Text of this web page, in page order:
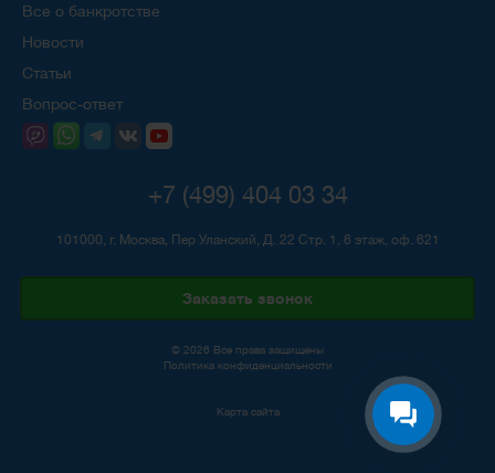
Все о банкротстве
Новости
Статьи
Вопрос-ответ
+7 (499) 404 03 34
101000, г. Москва, Пер Уланский, Д. 22 Стр. 1, 6 этаж, оф. 621
Заказать звонок
© 2026 Все права защищены
Политика конфиденциальности
Карта сайта